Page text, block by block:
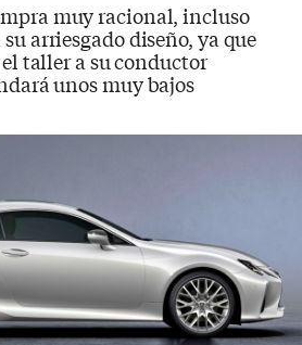
muy racional, incluso
arriesgado diseño, ya que
taller a su conductor
unos muy bajos